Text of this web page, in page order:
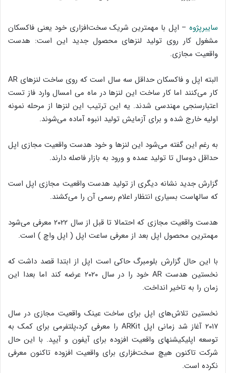
سایبرپژوه – اپل با مهمترین شریک سخت‌افزاری خود یعنی فاکسکان
مشغول کار روی تولید لنزهای محصول جدید این است: هدست
واقعیت مجازی.
البته اپل و فاکسکان حداقل سه سال است که روی ساخت لنزهای AR
کار می‌کنند اما کار ساخت این لنزها در ماه می امسال وارد فاز تست
اعتبارسنجی مهندسی شدند. یه این ترتیب این لنزها از مرحله نمونه
اولیه خارج شده و برای آزمایش تولید انبوه آماده می‌شوند.
به رغم این گفته می‌شود این لنزها و خود هدست واقعیت مجازی اپل
حداقل دوسال تا تولید عمده و ورود به بازار فاصله دارند.
گزارش جدید نشانه دیگری از تولید هدست واقعیت مجازی اپل است
که سالهاست بسیاری انتظار اعلام رسمی آن را می‌کشند.
هدست واقعیت مجازی که احتمالا تا قبل از سال ۲۰۲۲ معرفی می‌شود
مهمترین محصول اپل بعد از معرفی ساعت اپل ( اپل واچ ) است.
با این حال گزارش بلومبرگ حاکی است اپل از ابتدا قصد داشت که
نخستین هدست AR خود را در سال ۲۰۲۰ عرضه کند اما بعدا این
زمان را به تاخیر انداخت.
نخستین تلاش‌های اپل برای ساخت عینک واقعیت مجازی در سال
۲۰۱۷ آغاز شد زمانی اپل ARKit را معرفی کرد،‌پلتفرمی برای کمک به
توسعه اپلیکیشنهای واقعیت افزوده برای آیفون و آیپد. با این حال
شرکت تاکنون هیچ سخت‌فزاری برای واقعیت افزوده تاکنون معرفی
نکرده است.